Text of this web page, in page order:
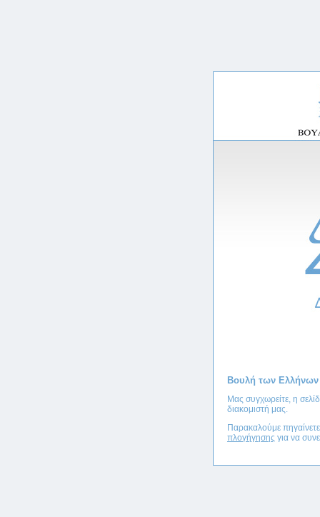
Βουλή των Ελλήνων
Μας συγχωρείτε, η
διακομιστή μας.
Παρακαλούμε
πλογήγησης για να